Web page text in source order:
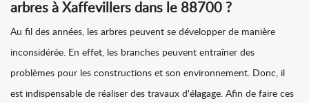
arbres à Xaffevillers dans le 88700 ?
Au fil des années, les arbres peuvent se développer de manière
inconsidérée. En effet, les branches peuvent entraîner des
problèmes pour les constructions et son environnement. Donc, il
est indispensable de réaliser des travaux d'élagage. Afin de faire ces